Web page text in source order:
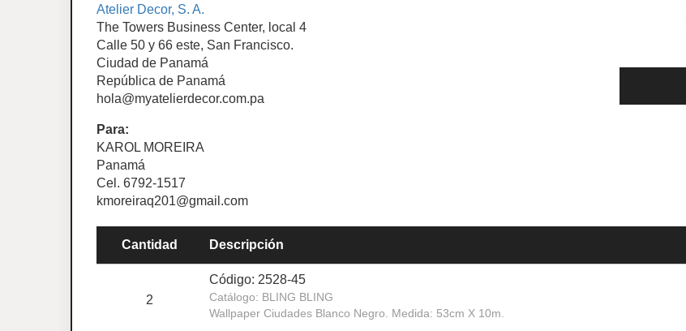
Atelier Decor, S. A.
The Towers Business Center, local 4
Calle 50 y 66 este, San Francisco.
Ciudad de Panamá
República de Panamá
hola@myatelierdecor.com.pa
Para:
KAROL MOREIRA
Panamá
Cel. 6792-1517
kmoreiraq201@gmail.com
Cantidad Descripción
2
Código: 2528-45
Catálogo: BLING BLING
Wallpaper Ciudades Blanco Negro. Medida: 53cm X 10m.